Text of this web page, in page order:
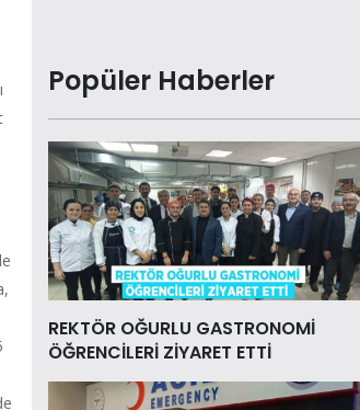
Popüler Haberler
REKTÖR OĞURLU GASTRONOMİ
ÖĞRENCİLERİ ZİYARET ETTİ